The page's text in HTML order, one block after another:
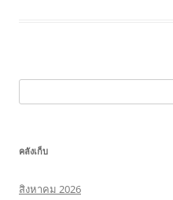
สำหรับ:
คลังเก็บ
สิงหาคม 2026